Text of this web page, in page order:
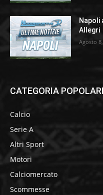
Napoli
Allegri
Agosto
CATEGORIA
Calcio
Serie A
Altri Sport
Motori
Calciomercato
Scommesse